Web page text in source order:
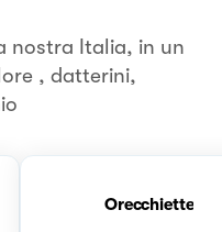
nostra Italia, in un
, datterini,
Orecchiette